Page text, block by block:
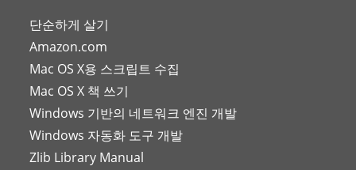
단순하게 살기
Amazon.com
Mac OS X용 스크립트 수집
Mac OS X 책 쓰기
Windows 기반의 네트워크 엔진 개발
Windows 자동화 도구 개발
Zlib Library Manual